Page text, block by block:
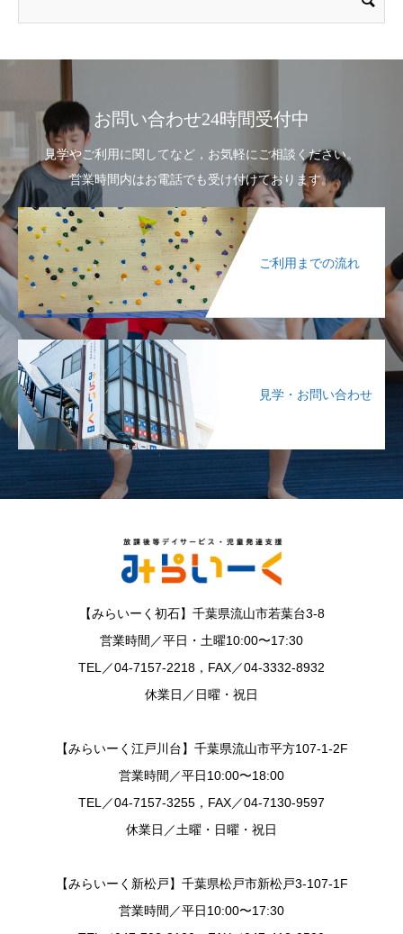
お問い合わせ24時間受付中
見学やご利用に関してなど，お気軽にご相談ください。
営業時間内はお電話でも受け付けております。
ご利用までの流れ
見学・お問い合わせ
【みらいーく初石】千葉県流山市若葉台3-8
営業時間／平日・土曜10:00〜17:30
TEL／04-7157-2218，FAX／04-3332-8932
休業日／日曜・祝日
【みらいーく江戸川台】千葉県流山市平方107-1-2F
営業時間／平日10:00〜18:00
TEL／04-7157-3255，FAX／04-7130-9597
休業日／土曜・日曜・祝日
【みらいーく新松戸】千葉県松戸市新松戸3-107-1F
営業時間／平日10:00〜17:30